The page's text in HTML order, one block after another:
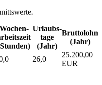
Wochen­ Urlaubs­
tage
(Jahr)
Bruttolohn
(Jahr)
26,0
25.200,00
EUR